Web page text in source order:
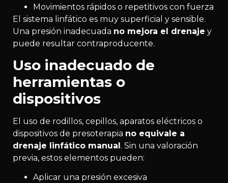
Movimientos rápidos o repetitivos con fuerza
El sistema linfático es muy superficial y sensible.
Una presión inadecuada no mejora el drenaje y
puede resultar contraproducente.
Uso inadecuado de
herramientas o
dispositivos
El uso de rodillos, cepillos, aparatos eléctricos o
dispositivos de presoterapia no equivale a
drenaje linfático manual. Sin una valoración
previa, estos elementos pueden:
Aplicar una presión excesiva